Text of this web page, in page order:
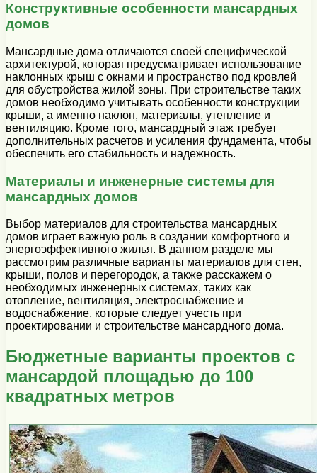
Конструктивные особенности мансардных
домов
Мансардные дома отличаются своей специфической
архитектурой, которая предусматривает использование
наклонных крыш с окнами и пространство под кровлей
для обустройства жилой зоны. При строительстве таких
домов необходимо учитывать особенности конструкции
крыши, а именно наклон, материалы, утепление и
вентиляцию. Кроме того, мансардный этаж требует
дополнительных расчетов и усиления фундамента, чтобы
обеспечить его стабильность и надежность.
Материалы и инженерные системы для
мансардных домов
Выбор материалов для строительства мансардных
домов играет важную роль в создании комфортного и
энергоэффективного жилья. В данном разделе мы
рассмотрим различные варианты материалов для стен,
крыши, полов и перегородок, а также расскажем о
необходимых инженерных системах, таких как
отопление, вентиляция, электроснабжение и
водоснабжение, которые следует учесть при
проектировании и строительстве мансардного дома.
Бюджетные варианты проектов с
мансардой площадью до 100
квадратных метров